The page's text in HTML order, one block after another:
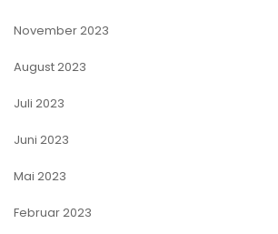
November 2023
August 2023
Juli 2023
Juni 2023
Mai 2023
Februar 2023